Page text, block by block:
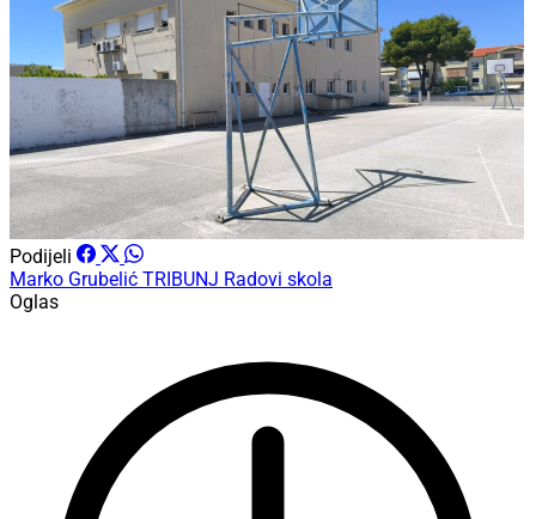
Podijeli
Marko Grubelić TRIBUNJ Radovi skola
Oglas